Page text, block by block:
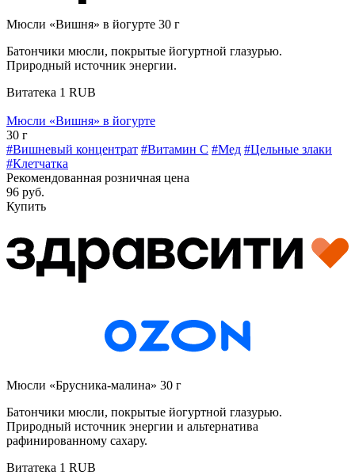
Мюсли «Вишня» в йогурте 30 г
Батончики мюсли, покрытые йогуртной глазурью.
Природный источник энергии.
Витатека 1 RUB
Мюсли «Вишня» в йогурте
30 г
#Вишневый концентрат #Витамин C #Мед #Цельные злаки
#Клетчатка
Рекомендованная розничная цена
96 руб.
Купить
Мюсли «Брусника-малина» 30 г
Батончики мюсли, покрытые йогуртной глазурью.
Природный источник энергии и альтернатива
рафинированному сахару.
Витатека 1 RUB